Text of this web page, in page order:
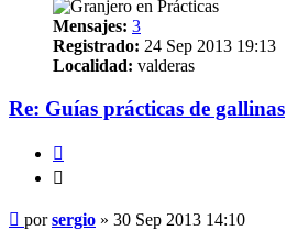
Mensajes: 3
Registrado: 24 Sep 2013 19:13
Localidad: valderas
Re: Guías prácticas de gallinas
Mensaje
porsergio » 30 Sep 2013 14:10